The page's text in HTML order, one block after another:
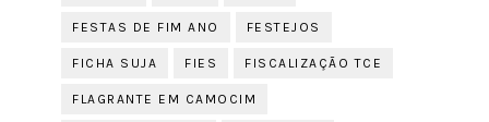
FESTAS DE FIM ANO FESTEJOS
FICHA SUJA FIES FISCALIZAÇÃO TCE
FLAGRANTE EM CAMOCIM